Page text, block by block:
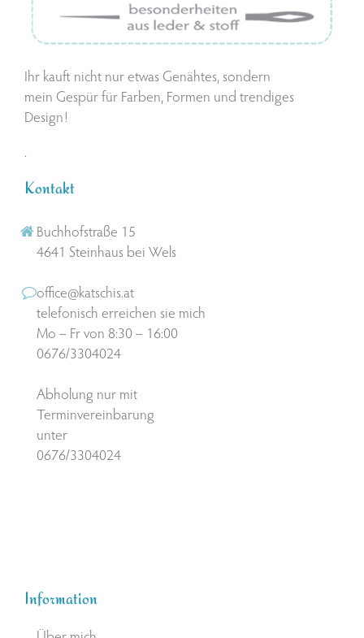
Ihr kauft nicht nur etwas Genähtes, sondern
mein Gespür für Farben, Formen und trendiges
Design!
.
Kontakt
Buchhofstraße 15
4641 Steinhaus bei Wels
office@katschis.at
telefonisch erreichen sie mich
Mo – Fr von 8:30 – 16:00
0676/3304024
Abholung nur mit
Terminvereinbarung
unter
0676/3304024
Information